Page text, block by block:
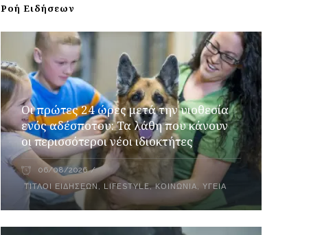
Ροή Ειδήσεων
Οι πρώτες 24 ώρες μετά την υιοθεσία
ενός αδέσποτου: Τα λάθη που κάνουν
οι περισσότεροι νέοι ιδιοκτήτες
06/08/2026
ΤΊΤΛΟΙ ΕΙΔΉΣΕΩΝ , LIFESTYLE, ΚΟΙΝΩΝΊΑ,ΥΓΕΊΑ